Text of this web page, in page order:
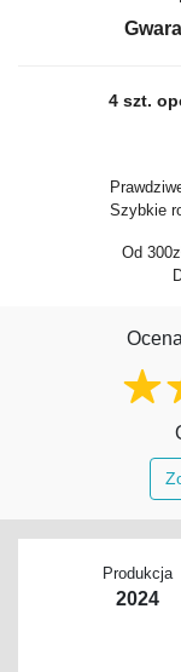
4 szt.
Szybkie
Od
Produkcja
2024